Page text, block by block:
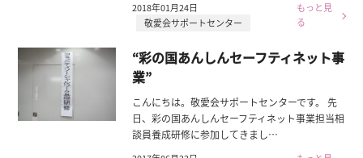
2018年01月24日
敬愛会サポートセンター
もっと見
る
“彩の国あんしんセーフティネット事
業”
こんにちは。敬愛会サポートセンターです。 先
日、彩の国あんしんセーフティネット事業担当相
談員養成研修に参加してきまし…